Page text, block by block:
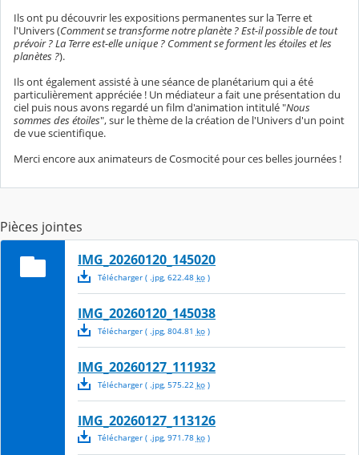
Ils ont pu découvrir les expositions permanentes sur la Terre et
l'Univers (Comment se transforme notre planète ? Est-il possible de tout
prévoir ? La Terre est-elle unique ? Comment se forment les étoiles et les
planètes ?).
Ils ont également assisté à une séance de planétarium qui a été
particulièrement appréciée ! Un médiateur a fait une présentation du
ciel puis nous avons regardé un film d'animation intitulé "Nous
sommes des étoiles", sur le thème de la création de l'Univers d'un point
de vue scientifique.
Merci encore aux animateurs de Cosmocité pour ces belles journées !
Pièces jointes
IMG_20260120_145020
Télécharger( .jpg, 622.48 ko)
IMG_20260120_145038
Télécharger( .jpg, 804.81 ko)
IMG_20260127_111932
Télécharger( .jpg, 575.22 ko)
IMG_20260127_113126
Télécharger( .jpg, 971.78 ko)